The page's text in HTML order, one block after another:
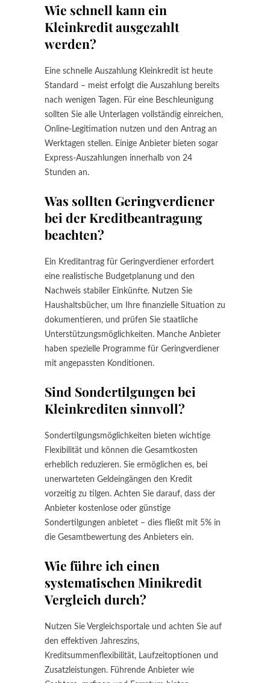
Wie schnell kann ein
Kleinkredit ausgezahlt
werden?
Eine schnelle Auszahlung Kleinkredit ist heute
Standard – meist erfolgt die Auszahlung bereits
nach wenigen Tagen. Für eine Beschleunigung
sollten Sie alle Unterlagen vollständig einreichen,
Online-Legitimation nutzen und den Antrag an
Werktagen stellen. Einige Anbieter bieten sogar
Express-Auszahlungen innerhalb von 24
Stunden an.
Was sollten Geringverdiener
bei der Kreditbeantragung
beachten?
Ein Kreditantrag für Geringverdiener erfordert
eine realistische Budgetplanung und den
Nachweis stabiler Einkünfte. Nutzen Sie
Haushaltsbücher, um Ihre finanzielle Situation zu
dokumentieren, und prüfen Sie staatliche
Unterstützungsmöglichkeiten. Manche Anbieter
haben spezielle Programme für Geringverdiener
mit angepassten Konditionen.
Sind Sondertilgungen bei
Kleinkrediten sinnvoll?
Sondertilgungsmöglichkeiten bieten wichtige
Flexibilität und können die Gesamtkosten
erheblich reduzieren. Sie ermöglichen es, bei
unerwarteten Geldeingängen den Kredit
vorzeitig zu tilgen. Achten Sie darauf, dass der
Anbieter kostenlose oder günstige
Sondertilgungen anbietet – dies fließt mit 5% in
die Gesamtbewertung des Anbieters ein.
Wie führe ich einen
systematischen Minikredit
Vergleich durch?
Nutzen Sie Vergleichsportale und achten Sie auf
den effektiven Jahreszins,
Kreditsummenflexibilität, Laufzeitoptionen und
Zusatzleistungen. Führende Anbieter wie